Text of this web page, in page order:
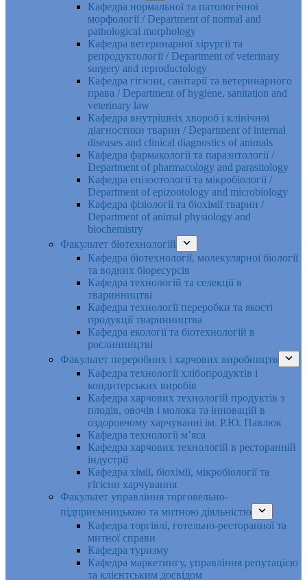
Кафедра нормальної та патологічної
морфології / Department of normal and
pathological morphology
Кафедра ветеринарної хірургії та
репродуктології / Department of veterinary
surgery and reproductology
Кафедра гігієни, санітарії та ветеринарного
права / Department of hygiene, sanitation and
veterinary law
Кафедра внутрішніх хвороб і клінічної
діагностики тварин / Department of internal
diseases and clinical diagnostics of animals
Кафедра фармакології та паразитології /
Department of pharmacology and parasitology
Кафедра епізоотології та мікробіології /
Department of epizootology and microbiology
Кафедра фізіології та біохімії тварин /
Department of animal physiology and
biochemistry
Факультет біотехнологій
Кафедра біотехнології, молекулярної біології
та водних біоресурсів
Кафедра технологій та селекції в
тваринництві
Кафедра технології переробки та якості
продукції тваринництва
Кафедра екології та біотехнологій в
рослинництві
Факультет переробних і харчових виробництв
Кафедра технології хлібопродуктів і
кондитерських виробів
Кафедра харчових технологій продуктів з
плодів, овочів і молока та інновацій в
оздоровчому харчуванні ім. Р.Ю. Павлюк
Кафедра технології м’яса
Кафедра харчових технологій в ресторанній
індустрії
Кафедра хімії, біохімії, мікробіології та
гігієни харчування
Факультет управління торговельно-
підприємницькою та митною діяльністю
Кафедра торгівлі, готельно-ресторанної та
митної справи
Кафедра туризму
Кафедра маркетингу, управління репутацією
та клієнтським досвідом